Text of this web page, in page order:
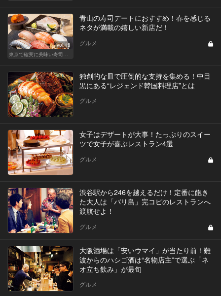
Vol.18
青山の寿司デートにおすすめ！春を感じる
ネタが満載の嬉しい新店だ！
グルメ
独創的な皿で圧倒的な支持を集める！中目
黒にある“レジェンド韓国料理店”とは
グルメ
女子はデザートが大事！たっぷりのスイー
ツで女子が喜ぶレストラン4選
グルメ
渋谷駅から246を越えるだけ！定番に飽き
た大人は「バリ島」完コピのレストランへ
渡航せよ！
グルメ
大阪酒場は「安いウマイ」が当たり前！難
波からのハシゴ酒は“名物店主”で選ぶ「ネ
オ立ち飲み」が最旬
グルメ